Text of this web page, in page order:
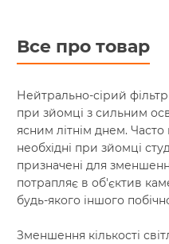
Все про товар
Нейтрально-сірий
при зйомці з сильним
ясним літнім днем. Часто
необхідні при зйомці
призначені для
потрапляє в об'єктив
будь-якого іншого
Зменшення кількості